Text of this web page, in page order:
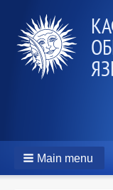
Main menu